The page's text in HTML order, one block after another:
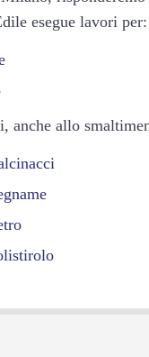
esegue lavori per:
anche allo